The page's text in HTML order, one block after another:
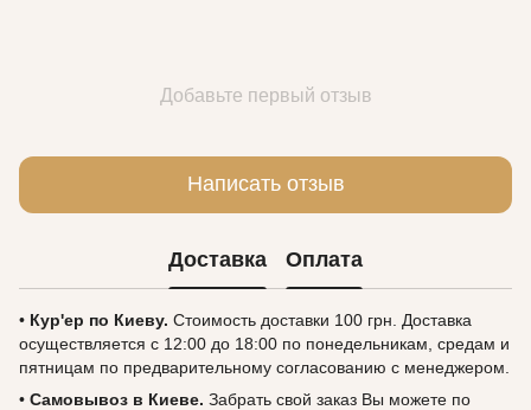
Добавьте первый отзыв
Написать отзыв
Доставка Оплата
• Кур'ер по Киеву. Стоимость доставки 100 грн. Доставка
осуществляется с 12:00 до 18:00 по понедельникам, средам и
пятницам по предварительному согласованию с менеджером.
• Самовывоз в Киеве. Забрать свой заказ Вы можете по